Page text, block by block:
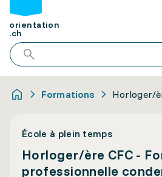
orientation
.ch
Formations Horloger/
École à plein temps
Horloger/ère CFC -
professionnelle